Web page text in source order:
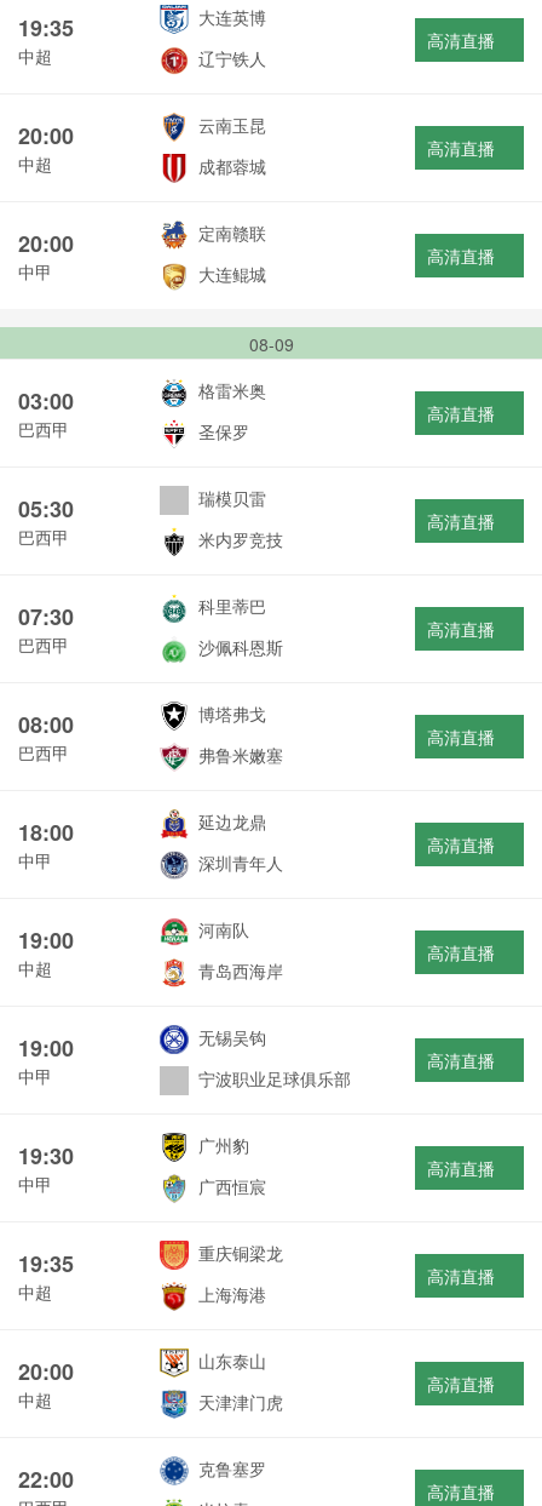
19:35
中超
大连英博
辽宁铁人
高清直播
20:00
中超
云南玉昆
成都蓉城
高清直播
20:00
中甲
定南赣联
大连鲲城
高清直播
08-09
03:00
巴西甲
格雷米奥
圣保罗
高清直播
05:30
巴西甲
瑞模贝雷
米内罗竞技
高清直播
07:30
巴西甲
科里蒂巴
沙佩科恩斯
高清直播
08:00
巴西甲
博塔弗戈
弗鲁米嫩塞
高清直播
18:00
中甲
延边龙鼎
深圳青年人
高清直播
19:00
中超
河南队
青岛西海岸
高清直播
19:00
中甲
无锡吴钩
宁波职业足球俱乐部
高清直播
19:30
中甲
广州豹
广西恒宸
高清直播
19:35
中超
重庆铜梁龙
上海海港
高清直播
20:00
中超
山东泰山
天津津门虎
高清直播
22:00
克鲁塞罗
高清直播